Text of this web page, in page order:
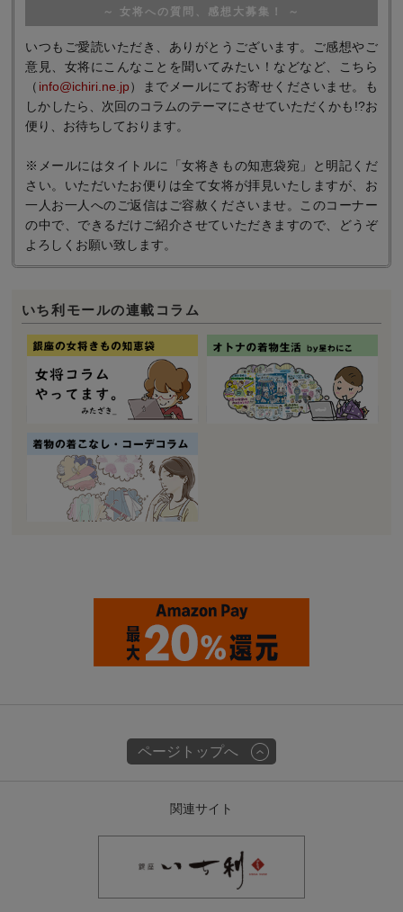
～ 女将への質問、感想大募集！ ～
いつもご愛読いただき、ありがとうございます。ご感想やご
意見、女将にこんなことを聞いてみたい！などなど、こちら
（ info@ichiri.ne.jp）までメールにてお寄せくださいませ。も
しかしたら、次回のコラムのテーマにさせていただくかも!?お
便り、お待ちしております。
※メールにはタイトルに「女将きもの知恵袋宛」と明記くだ
さい。いただいたお便りは全て女将が拝見いたしますが、お
一人お一人へのご返信はご容赦くださいませ。このコーナー
の中で、できるだけご紹介させていただきますので、どうぞ
よろしくお願い致します。
いち利モールの連載コラム
ページトップへ
関連サイト